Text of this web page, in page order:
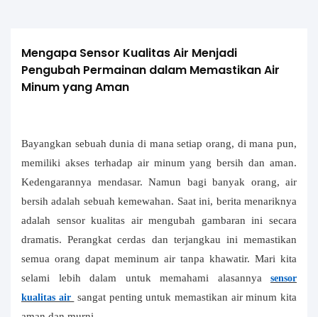
Mengapa Sensor Kualitas Air Menjadi
Pengubah Permainan dalam Memastikan Air
Minum yang Aman
Bayangkan sebuah dunia di mana setiap orang, di mana pun,
memiliki akses terhadap air minum yang bersih dan aman.
Kedengarannya mendasar. Namun bagi banyak orang, air
bersih adalah sebuah kemewahan. Saat ini, berita menariknya
adalah sensor kualitas air mengubah gambaran ini secara
dramatis. Perangkat cerdas dan terjangkau ini memastikan
semua orang dapat meminum air tanpa khawatir. Mari kita
selami lebih dalam untuk memahami alasannya sensor
kualitas air sangat penting untuk memastikan air minum kita